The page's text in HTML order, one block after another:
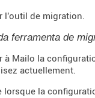
l'outil de migration.
ferramenta de
à Mailo la
actuellement.
lorsque la